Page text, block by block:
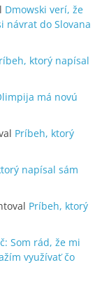
Dmowski verí, že
návrat do Slovana
ktorý napísal
má novú
Príbeh, ktorý
napísal sám
Príbeh, ktorý
Som rád, že mi
využívať čo